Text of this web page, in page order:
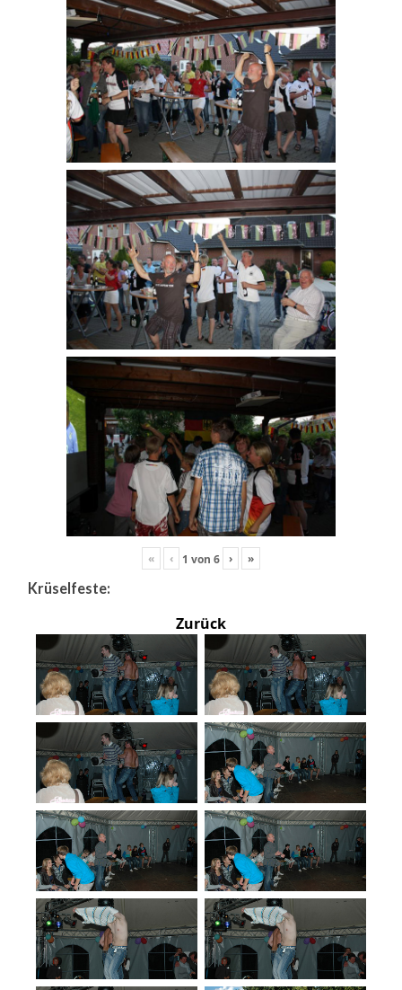
« ‹ 1 von 6 › »
Krüselfeste:
Zurück